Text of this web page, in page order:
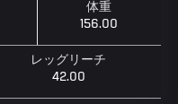
体重
156.00
レッグリーチ
42.00